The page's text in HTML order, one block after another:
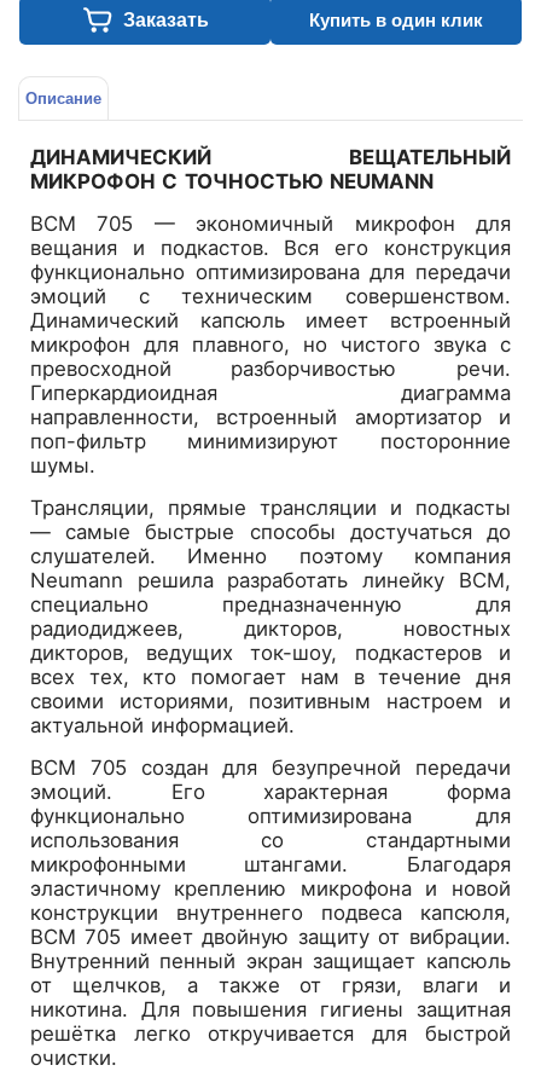
Заказать Купить в один клик
Описание
ДИНАМИЧЕСКИЙ ВЕЩАТЕЛЬНЫЙ
МИКРОФОН С ТОЧНОСТЬЮ NEUMANN
BCM 705 — экономичный микрофон для
вещания и подкастов. Вся его конструкция
функционально оптимизирована для передачи
эмоций с техническим совершенством.
Динамический капсюль имеет встроенный
микрофон для плавного, но чистого звука с
превосходной разборчивостью речи.
Гиперкардиоидная диаграмма
направленности, встроенный амортизатор и
поп-фильтр минимизируют посторонние
шумы.
Трансляции, прямые трансляции и подкасты
— самые быстрые способы достучаться до
слушателей. Именно поэтому компания
Neumann решила разработать линейку BCM,
специально предназначенную для
радиодиджеев, дикторов, новостных
дикторов, ведущих ток-шоу, подкастеров и
всех тех, кто помогает нам в течение дня
своими историями, позитивным настроем и
актуальной информацией.
BCM 705 создан для безупречной передачи
эмоций. Его характерная форма
функционально оптимизирована для
использования со стандартными
микрофонными штангами. Благодаря
эластичному креплению микрофона и новой
конструкции внутреннего подвеса капсюля,
BCM 705 имеет двойную защиту от вибрации.
Внутренний пенный экран защищает капсюль
от щелчков, а также от грязи, влаги и
никотина. Для повышения гигиены защитная
решётка легко откручивается для быстрой
очистки.